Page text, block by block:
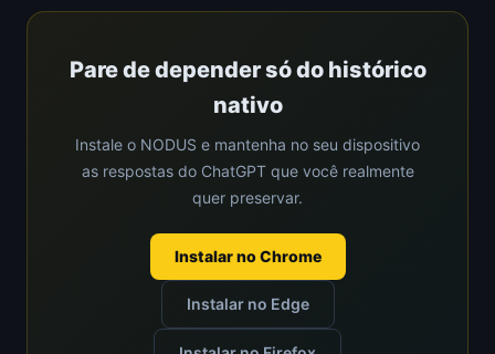
Pare de depender só do histórico
nativo
Instale o NODUS e mantenha no seu dispositivo
as respostas do ChatGPT que você realmente
quer preservar.
Instalar no Chrome
Instalar no Edge